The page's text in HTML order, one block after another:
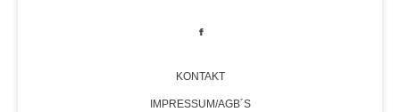
KONTAKT
IMPRESSUM/AGB´S